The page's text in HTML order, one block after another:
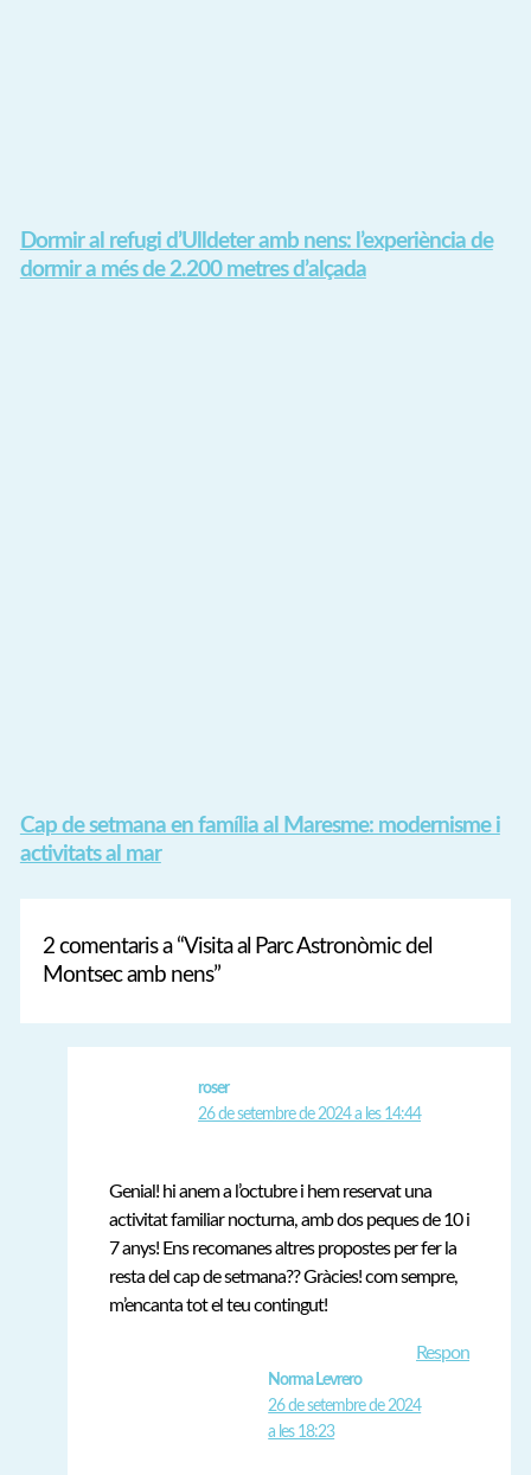
Dormir al refugi d’Ulldeter amb nens: l’experiència de
dormir a més de 2.200 metres d’alçada
Cap de setmana en família al Maresme: modernisme i
activitats al mar
2 comentaris a “Visita al Parc Astronòmic del
Montsec amb nens”
roser
26 de setembre de 2024 a les 14:44
Genial! hi anem a l’octubre i hem reservat una
activitat familiar nocturna, amb dos peques de 10 i
7 anys! Ens recomanes altres propostes per fer la
resta del cap de setmana?? Gràcies! com sempre,
m’encanta tot el teu contingut!
Respon
Norma Levrero
26 de setembre de 2024
a les 18:23